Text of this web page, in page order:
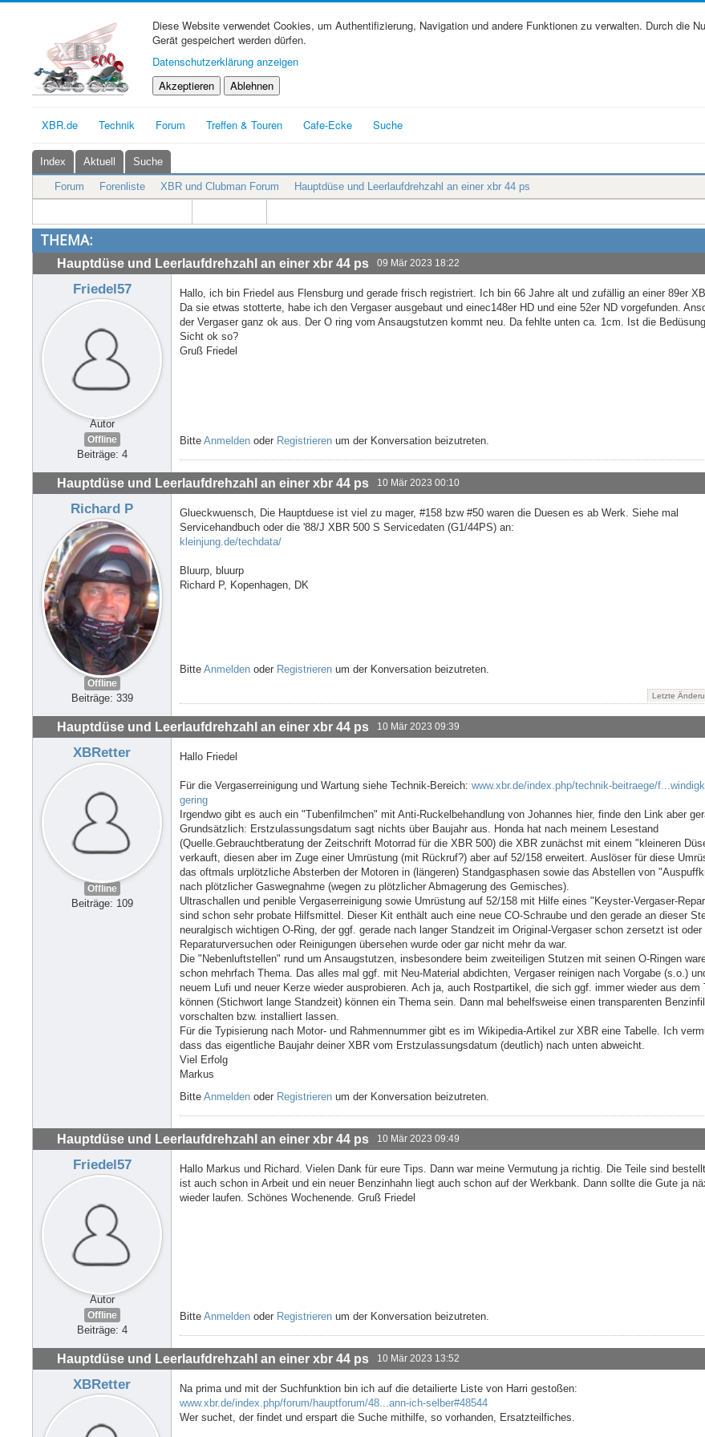
Diese Website verwendet Cookies, um Authentifizierung, Navigation und andere Funktionen zu verwalten. Durch die
Gerät gespeichert werden dürfen.
Datenschutzerklärung anzeigen
Akzeptieren
Ablehnen
XBR.de Technik Forum Treffen & Touren Cafe-Ecke Suche
Index Aktuell Suche
Forum Forenliste XBR und Clubman Forum Hauptdüse und Leerlaufdrehzahl an einer xbr 44 ps
THEMA:
Hauptdüse und Leerlaufdrehzahl an einer xbr 44 ps 09 Mär 2023 18:22
Friedel57
Autor
Offline
Beiträge: 4
Hallo, ich bin Friedel aus Flensburg und gerade frisch registriert. Ich bin 66 Jahre alt und zufällig an einer 89er
Da sie etwas stotterte, habe ich den Vergaser ausgebaut und einec148er HD und eine 52er ND vorgefunden.
der Vergaser ganz ok aus. Der O ring vom Ansaugstutzen kommt neu. Da fehlte unten ca. 1cm. Ist die
Sicht ok so?
Gruß Friedel
Bitte Anmelden oder Registrieren um der Konversation beizutreten.
Hauptdüse und Leerlaufdrehzahl an einer xbr 44 ps 10 Mär 2023 00:10
Richard P
Offline
Beiträge: 339
Glueckwuensch, Die Hauptduese ist viel zu mager, #158 bzw #50 waren die Duesen es ab Werk. Siehe mal
Servicehandbuch oder die '88/J XBR 500 S Servicedaten (G1/44PS) an:
kleinjung.de/techdata/
Bluurp, bluurp
Richard P, Kopenhagen, DK
Bitte Anmelden oder Registrieren um der Konversation beizutreten.
Letzte
Hauptdüse und Leerlaufdrehzahl an einer xbr 44 ps 10 Mär 2023 09:39
XBRetter
Offline
Beiträge: 109
Hallo Friedel
Für die Vergaserreinigung und Wartung siehe Technik-Bereich: www.xbr.de/index.php/technik-beitraege/
gering
Irgendwo gibt es auch ein "Tubenfilmchen" mit Anti-Ruckelbehandlung von Johannes hier, finde den Link aber
Grundsätzlich: Erstzulassungsdatum sagt nichts über Baujahr aus. Honda hat nach meinem Lesestand
(Quelle.Gebrauchtberatung der Zeitschrift Motorrad für die XBR 500) die XBR zunächst mit einem "kleineren
verkauft, diesen aber im Zuge einer Umrüstung (mit Rückruf?) aber auf 52/158 erweitert. Auslöser für diese
das oftmals urplötzliche Absterben der Motoren in (längeren) Standgasphasen sowie das Abstellen von
nach plötzlicher Gaswegnahme (wegen zu plötzlicher Abmagerung des Gemisches).
Ultraschallen und penible Vergaserreinigung sowie Umrüstung auf 52/158 mit Hilfe eines "Keyster-Vergaser-
sind schon sehr probate Hilfsmittel. Dieser Kit enthält auch eine neue CO-Schraube und den gerade an dieser
neuralgisch wichtigen O-Ring, der ggf. gerade nach langer Standzeit im Original-Vergaser schon zersetzt ist oder
Reparaturversuchen oder Reinigungen übersehen wurde oder gar nicht mehr da war.
Die "Nebenluftstellen" rund um Ansaugstutzen, insbesondere beim zweiteiligen Stutzen mit seinen O-Ringen
schon mehrfach Thema. Das alles mal ggf. mit Neu-Material abdichten, Vergaser reinigen nach Vorgabe (s.o.)
neuem Lufi und neuer Kerze wieder ausprobieren. Ach ja, auch Rostpartikel, die sich ggf. immer wieder aus dem
können (Stichwort lange Standzeit) können ein Thema sein. Dann mal behelfsweise einen transparenten
vorschalten bzw. installiert lassen.
Für die Typisierung nach Motor- und Rahmennummer gibt es im Wikipedia-Artikel zur XBR eine Tabelle. Ich
dass das eigentliche Baujahr deiner XBR vom Erstzulassungsdatum (deutlich) nach unten abweicht.
Viel Erfolg
Markus
Bitte Anmelden oder Registrieren um der Konversation beizutreten.
Hauptdüse und Leerlaufdrehzahl an einer xbr 44 ps 10 Mär 2023 09:49
Friedel57
Autor
Offline
Beiträge: 4
Hallo Markus und Richard. Vielen Dank für eure Tips. Dann war meine Vermutung ja richtig. Die Teile sind
ist auch schon in Arbeit und ein neuer Benzinhahn liegt auch schon auf der Werkbank. Dann sollte die Gute ja
wieder laufen. Schönes Wochenende. Gruß Friedel
Bitte Anmelden oder Registrieren um der Konversation beizutreten.
Hauptdüse und Leerlaufdrehzahl an einer xbr 44 ps 10 Mär 2023 13:52
XBRetter
Na prima und mit der Suchfunktion bin ich auf die detailierte Liste von Harri gestoßen:
www.xbr.de/index.php/forum/hauptforum/48...ann-ich-selber#48544
Wer suchet, der findet und erspart die Suche mithilfe, so vorhanden, Ersatzteilfiches.